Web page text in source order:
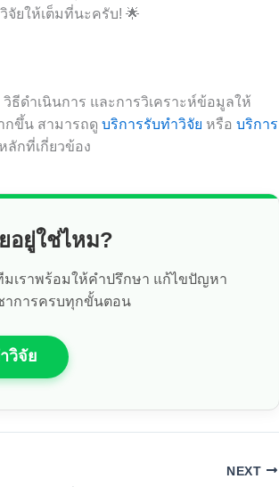
จัยให้เต็มที่นะครับ! 🌟
ธีดำเนินการ และการวิเคราะห์ข้อมูลให้
กขึ้น สามารถดู บริการรับทำวิจัย หรือ บริการ
ลักที่เกี่ยวข้อง
อยู่ใช่ไหม?
เราพร้อมให้คำปรึกษา แก้ไขปัญหา
าการครบทุกขั้นตอน
วิจัย
NEXT